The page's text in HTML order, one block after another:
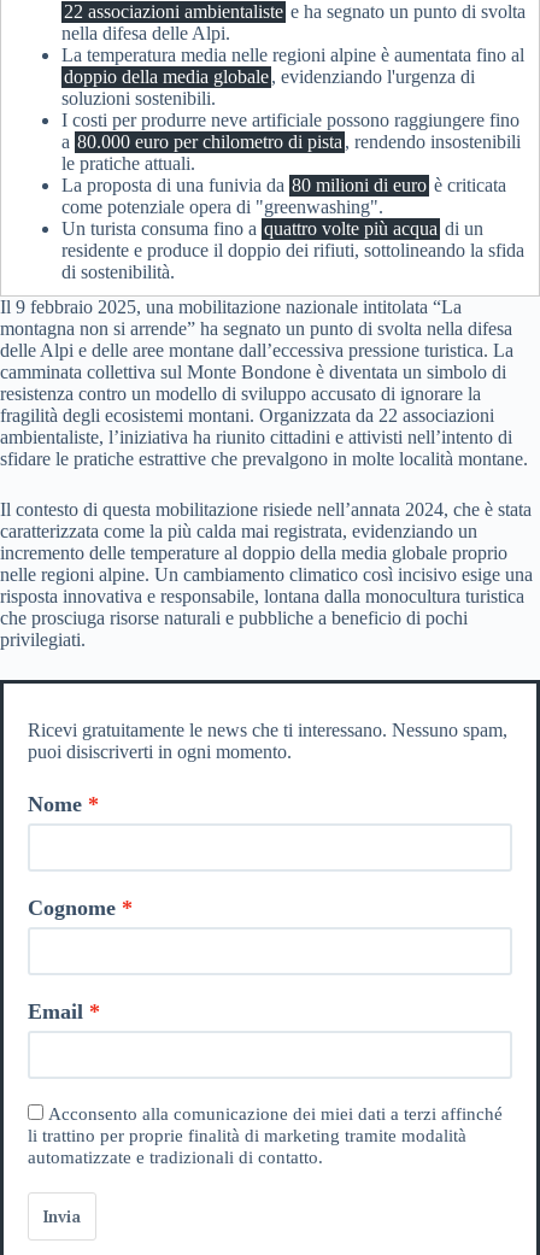
22 associazioni ambientaliste e ha segnato un punto di svolta
nella difesa delle Alpi.
La temperatura media nelle regioni alpine è aumentata fino al
doppio della media globale, evidenziando l'urgenza di
soluzioni sostenibili.
I costi per produrre neve artificiale possono raggiungere fino
a 80.000 euro per chilometro di pista , rendendo insostenibili
le pratiche attuali.
La proposta di una funivia da 80 milioni di euro è criticata
come potenziale opera di "greenwashing".
Un turista consuma fino a quattro volte più acqua di un
residente e produce il doppio dei rifiuti, sottolineando la sfida
di sostenibilità.
Il 9 febbraio 2025, una mobilitazione nazionale intitolata “La
montagna non si arrende” ha segnato un punto di svolta nella difesa
delle Alpi e delle aree montane dall’eccessiva pressione turistica. La
camminata collettiva sul Monte Bondone è diventata un simbolo di
resistenza contro un modello di sviluppo accusato di ignorare la
fragilità degli ecosistemi montani. Organizzata da 22 associazioni
ambientaliste, l’iniziativa ha riunito cittadini e attivisti nell’intento di
sfidare le pratiche estrattive che prevalgono in molte località montane.
Il contesto di questa mobilitazione risiede nell’annata 2024, che è stata
caratterizzata come la più calda mai registrata, evidenziando un
incremento delle temperature al doppio della media globale proprio
nelle regioni alpine. Un cambiamento climatico così incisivo esige una
risposta innovativa e responsabile, lontana dalla monocultura turistica
che prosciuga risorse naturali e pubbliche a beneficio di pochi
privilegiati.
Ricevi gratuitamente le news che ti interessano. Nessuno spam,
puoi disiscriverti in ogni momento.
Nome
Cognome
Email
Acconsento alla comunicazione dei miei dati a terzi affinché
li trattino per proprie finalità di marketing tramite modalità
automatizzate e tradizionali di contatto.
Invia